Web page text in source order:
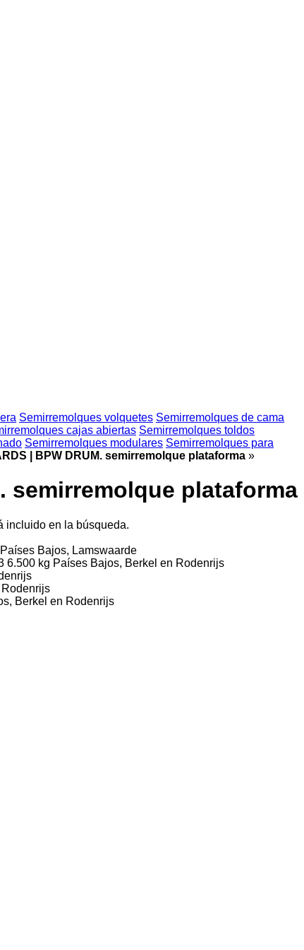
Semirremolques volquetes Semirremolques de cama
cajas abiertas Semirremolques toldos
Semirremolques modulares Semirremolques para
| BPW DRUM. semirremolque plataforma »
semirremolque plataforma
incluido en la búsqueda.
Países Bajos, Lamswaarde
6.500 kg Países Bajos, Berkel en Rodenrijs
Berkel en Rodenrijs